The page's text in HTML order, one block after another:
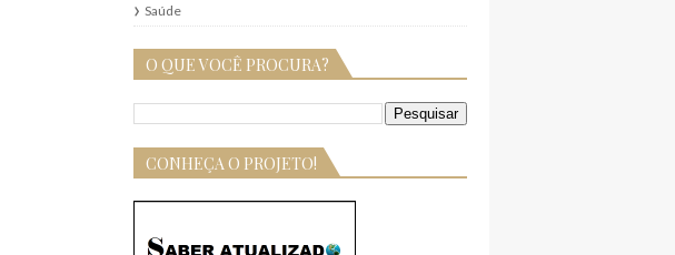
Saúde
O QUE VOCÊ PROCURA?
CONHEÇA O PROJETO!